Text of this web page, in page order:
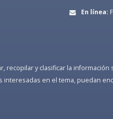
En línea:
recopilar y clasificar la
en el tema, puedan